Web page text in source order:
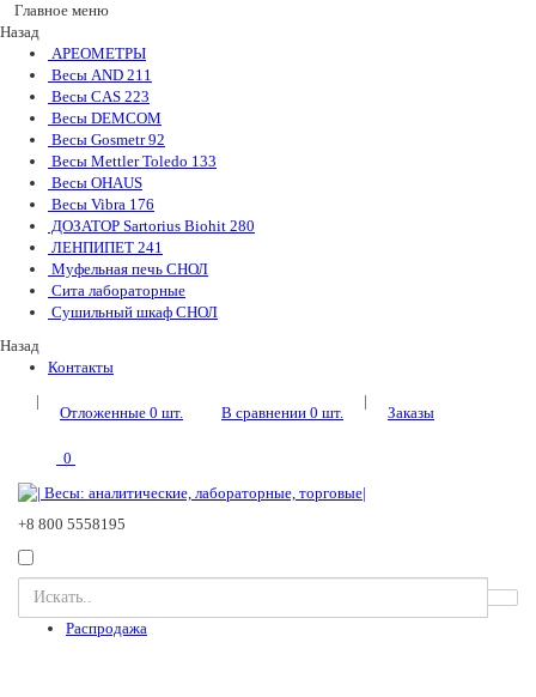
Главное меню
Назад
АРЕОМЕТРЫ
Весы AND 211
Весы CAS 223
Весы DEMCOM
Весы Gosmetr92
Весы Mettler Toledo 133
Весы OHAUS
Весы Vibra 176
ДОЗАТОР Sartorius Biohit 280
ЛЕНПИПЕТ 241
Муфельная печь СНОЛ
Сита лабораторные
Сушильный шкаф СНОЛ
Назад
Контакты
|
Отложенные 0 шт. В сравнении 0 шт.
|
Заказы
0
+8 800 5558195
Распродажа